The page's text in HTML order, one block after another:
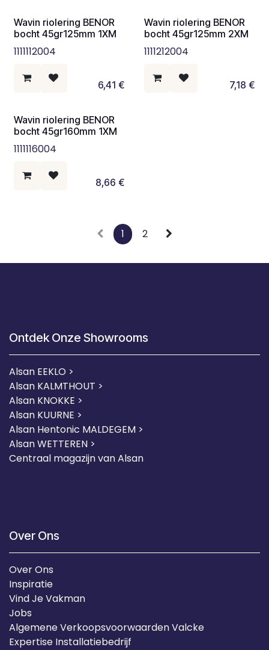
Wavin riolering BENOR
bocht 45gr125mm 1XM
1111112004
6,41 €
Wavin riolering BENOR
bocht 45gr125mm 2XM
1111212004
7,18 €
Wavin riolering BENOR
bocht 45gr160mm 1XM
1111116004
8,66 €
1 2
Ontdek Onze Showrooms
Alsan EEKLO >
Alsan KALMTHOUT >
Alsan KNOKKE >
Alsan KUURNE >
Alsan Hentonic MALDEGEM >
Alsan WETTEREN >
Centraal magazijn van Alsan
Over Ons
Over Ons
Inspiratie
Vind Je Vakman
Jobs
Algemene Verkoopsvoorwaarden Valcke
Expertise Installatiebedrijf